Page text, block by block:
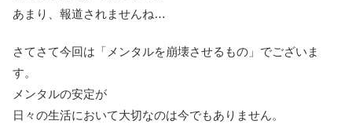
あまり、報道されませんね…
さてさて今回は「メンタルを崩壊させるもの」でございま
す。
メンタルの安定が
日々の生活において大切なのは今でもありません。